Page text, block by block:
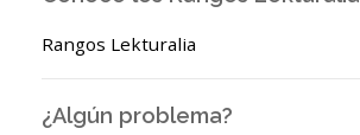
Rangos Lekturalia
¿Algún problema?